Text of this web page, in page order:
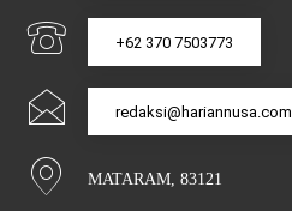
+62 370 7503773
redaksi@hariannusa.com
MATARAM, 83121